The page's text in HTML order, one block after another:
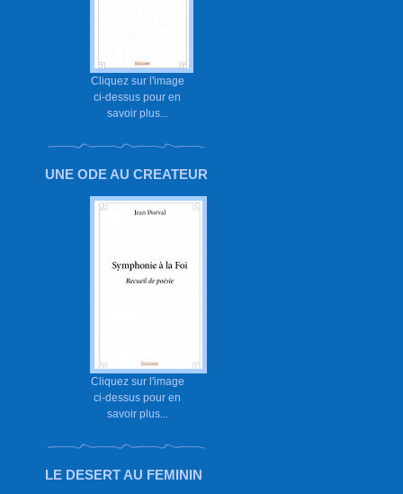
Cliquez sur l'image
ci-dessus pour en
savoir plus...
UNE ODE AU CREATEUR
Cliquez sur l'image
ci-dessus pour en
savoir plus...
LE DESERT AU FEMININ